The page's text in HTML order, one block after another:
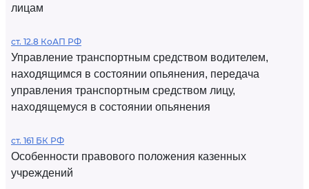
лицам
ст. 12.8 КоАП РФ
Управление транспортным средством водителем,
находящимся в состоянии опьянения, передача
управления транспортным средством лицу,
находящемуся в состоянии опьянения
ст. 161 БК РФ
Особенности правового положения казенных
учреждений